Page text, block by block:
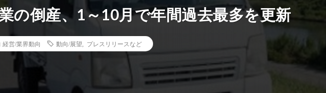
の倒産、1～10月で年間過去最多を更新
経営/業界動向 動向/展望 プレスリリースなど